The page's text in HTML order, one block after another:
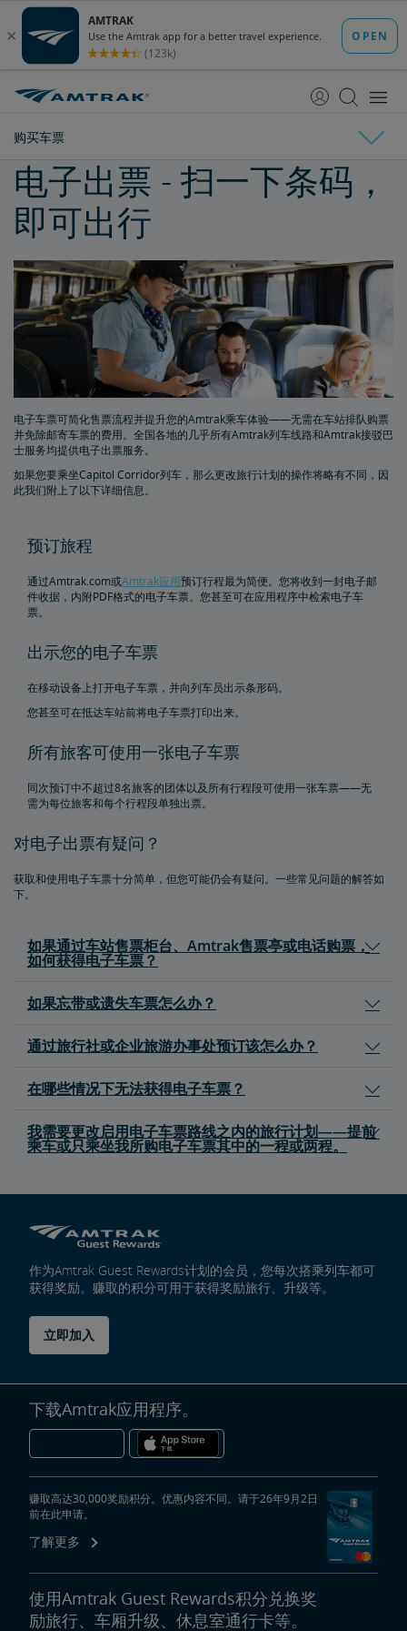
至
至
购买车票
购买车票
关于车票
取票
电子车票
车票指南
订票限制
无人陪伴的未成年人
电子出票 - 扫一下条码，
即可出行
电子车票可简化售票流程并提升您的Amtrak乘车体验——无需在车站排队购票
并免除邮寄车票的费用。全国各地的几乎所有Amtrak列车线路和Amtrak接驳巴
士服务均提供电子出票服务。
如果您要乘坐Capitol Corridor列车，那么更改旅行计划的操作将略有不同，因
此我们附上了以下详细信息。
预订旅程
通过Amtrak.com或Amtrak应用预订行程最为简便。您将收到一封电子邮
件收据，内附PDF格式的电子车票。您甚至可在应用程序中检索电子车
票。
出示您的电子车票
在移动设备上打开电子车票，并向列车员出示条形码。
您甚至可在抵达车站前将电子车票打印出来。
所有旅客可使用一张电子车票
同次预订中不超过8名旅客的团体以及所有行程段可使用一张车票——无
需为每位旅客和每个行程段单独出票。
对电子出票有疑问？
获取和使用电子车票十分简单，但您可能仍会有疑问。一些常见问题的解答如
下。
如果通过车站售票柜台、Amtrak售票亭或电话购票，
如何获得电子车票？
如果忘带或遗失车票怎么办？
通过旅行社或企业旅游办事处预订该怎么办？
在哪些情况下无法获得电子车票？
我需要更改启用电子车票路线之内的旅行计划——提前
乘车或只乘坐我所购电子车票其中的一程或两程。
作为Amtrak Guest Rewards计划的会员，您每次搭乘列车都可
获得奖励。赚取的积分可用于获得奖励旅行、升级等。
立即加入
下载Amtrak应用程序。
赚取高达30,000奖励积分。优惠内容不同。请于26年9月2日
前在此申请。
了解更多
使用Amtrak Guest Rewards积分兑换奖
励旅行、车厢升级、休息室通行卡等。